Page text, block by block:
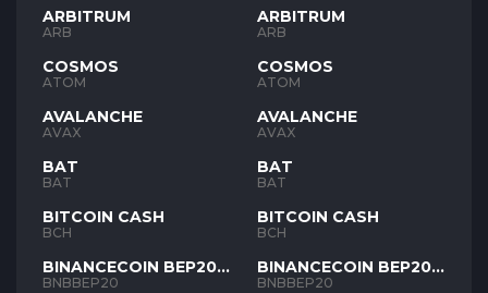
ARBITRUM
ARB
COSMOS
ATOM
AVALANCHE
AVAX
BAT
BAT
BITCOIN CASH
BCH
BINANCECOIN BEP20
BNB
BNBBEP20
ARBITRUM
ARB
COSMOS
ATOM
AVALANCHE
AVAX
BAT
BAT
BITCOIN CASH
BCH
BINANCECOIN BEP20
BNB
BNBBEP20